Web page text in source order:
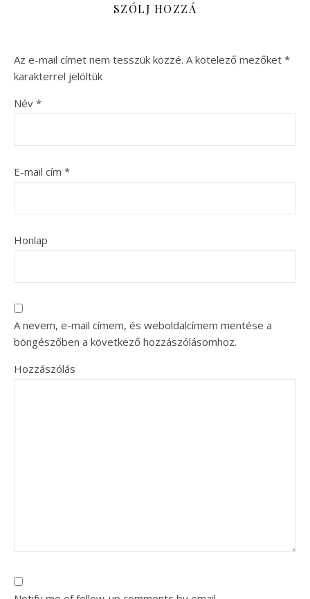
SZÓLJ HOZZÁ
Az e-mail címet nem tesszük közzé. A kötelező mezőket *
karakterrel jelöltük
Név *
E-mail cím *
Honlap
A nevem, e-mail címem, és weboldalcímem mentése a
böngészőben a következő hozzászólásomhoz.
Hozzászólás